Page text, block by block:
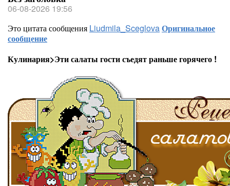
06-08-2026 19:56
Это цитата сообщения Liudmila_SceglovaОригинальное
сообщение
Кулинария>Эти салаты гости съедят раньше горячего !